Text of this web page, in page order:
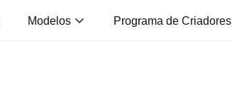
Modelos Programa de Criadores